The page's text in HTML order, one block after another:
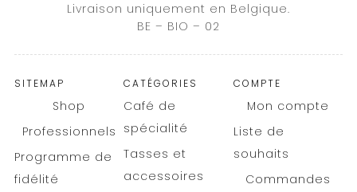
Livraison uniquement en Belgique.
BE – BIO – 02
SITEMAP
Shop
Professionnels
Programme de
fidélité
CATÉGORIES
Café de
spécialité
Tasses et
accessoires
COMPTE
Mon compte
Liste de
souhaits
Commandes